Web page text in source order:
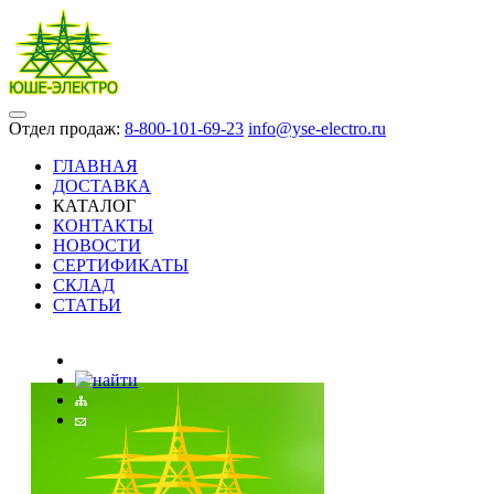
Отдел продаж: 8-800-101-69-23 info@yse-electro.ru
ГЛАВНАЯ
ДОСТАВКА
КАТАЛОГ
КОНТАКТЫ
НОВОСТИ
СЕРТИФИКАТЫ
СКЛАД
СТАТЬИ